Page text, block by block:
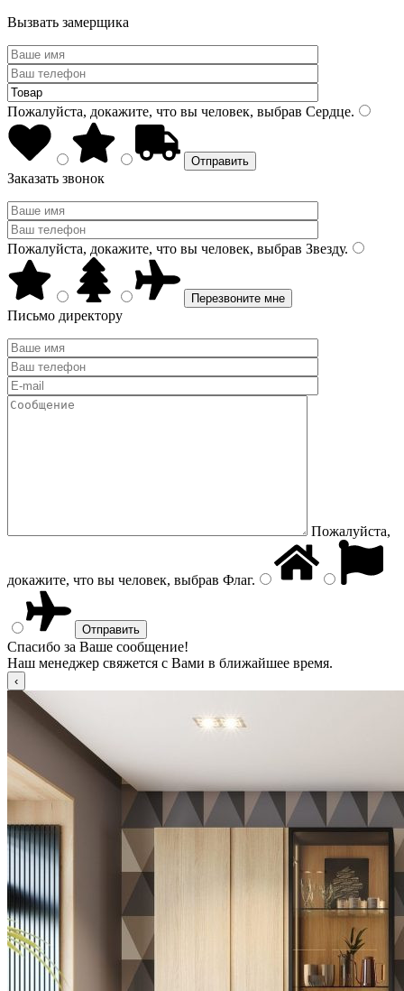
Вызвать замерщика
Пожалуйста, докажите, что вы человек, выбрав Сердце.
Заказать звонок
Пожалуйста, докажите, что вы человек, выбрав Звезду.
Письмо директору
Пожалуйста,
докажите, что вы человек, выбрав Флаг.
Спасибо за Ваше сообщение!
Наш менеджер свяжется с Вами в ближайшее время.